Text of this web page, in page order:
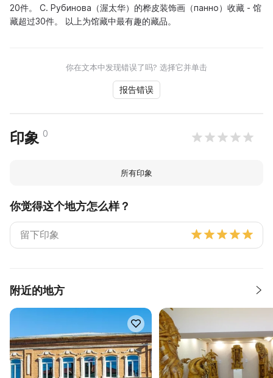
20件。 С. Рубинова（渥太华）的桦皮装饰画（панно）收藏 - 馆
藏超过30件。 以上为馆藏中最有趣的藏品。
你在文本中发现错误了吗? 选择它并单击
报告错误
印象 0
所有印象
你觉得这个地方怎么样？
附近的地方